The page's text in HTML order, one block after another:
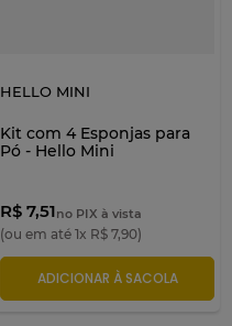
HELLO MINI
Kit com 4 Esponjas para
Pó - Hello Mini
R$ 7,51no PIX à vista
(ou em até 1x R$ 7,90)
ADICIONAR À SACOLA